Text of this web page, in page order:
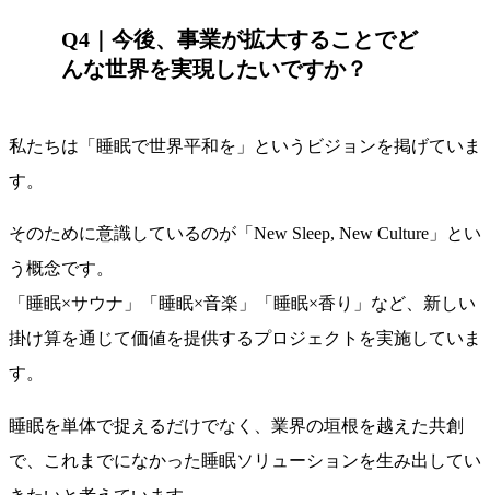
Q4｜今後、事業が拡大することでど
んな世界を実現したいですか？
私たちは「睡眠で世界平和を」というビジョンを掲げていま
す。
そのために意識しているのが「New Sleep, New Culture」とい
う概念です。
「睡眠×サウナ」「睡眠×音楽」「睡眠×香り」など、新しい
掛け算を通じて価値を提供するプロジェクトを実施していま
す。
睡眠を単体で捉えるだけでなく、業界の垣根を越えた共創
で、これまでになかった睡眠ソリューションを生み出してい